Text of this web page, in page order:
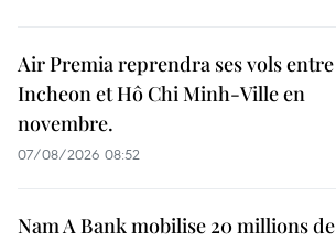
Air Premia reprendra ses vols entre
Incheon et Hô Chi Minh-Ville en
novembre.
07/08/2026 08:52
Nam A Bank mobilise 20 millions de